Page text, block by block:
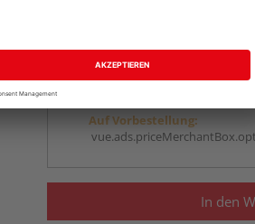
Ihr Standort ist nicht im
Auf Vorbestellung:
In den